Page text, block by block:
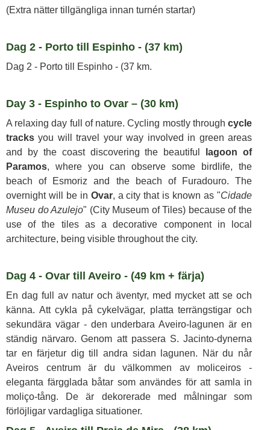
(Extra nätter tillgängliga innan turnén startar)
Dag 2 - Porto till Espinho - (37 km)
Dag 2 - Porto till Espinho - (37 km.
Day 3 - Espinho to Ovar – (30 km)
A relaxing day full of nature. Cycling mostly through cycle
tracks you will travel your way involved in green areas
and by the coast discovering the beautiful
lagoon of
Paramos, where you can observe some birdlife, the
beach of Esmoriz and the beach of Furadouro. The
overnight will be in Ovar, a city that is known as "Cidade
Museu do Azulejo" (City Museum of Tiles) because of the
use of the tiles as a decorative component in local
architecture, being visible throughout the city.
Dag 4 - Ovar till Aveiro - (49 km + färja)
En dag full av natur och äventyr, med mycket att se och
känna. Att cykla på cykelvägar, platta terrängstigar och
sekundära vägar - den underbara Aveiro-lagunen är en
ständig närvaro. Genom att passera S. Jacinto-dynerna
tar en färjetur dig till andra sidan lagunen. När du når
Aveiros centrum är du välkommen av moliceiros -
eleganta färgglada båtar som användes för att samla in
moliço-tång. De är dekorerade med målningar som
förlöjligar vardagliga situationer.